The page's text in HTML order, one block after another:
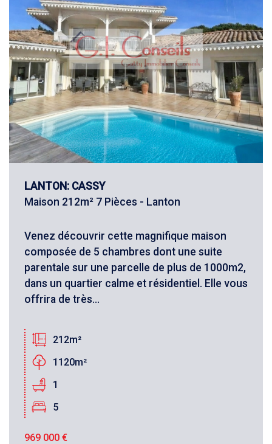
LANTON: CASSY
Maison 212m² 7 Pièces - Lanton
Venez découvrir cette magnifique maison
composée de 5 chambres dont une suite
parentale sur une parcelle de plus de 1000m2,
dans un quartier calme et résidentiel. Elle vous
offrira de très...
212m²
1120m²
1
5
969 000 €